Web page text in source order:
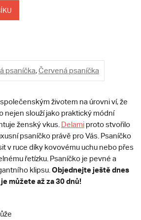
psaníčka,Červená psaníčka
životem na úrovni ví, že
nejen slouží jako praktický módní
ženský vkus. Delami proto stvořilo
psaníčko právě pro Vás. Psaníčko
v ruce díky kovovému uchu nebo přes
řetízku. Psaníčko je pevné a
klipsu. Objednejte ještě dnes
můžete až za 30 dnů!